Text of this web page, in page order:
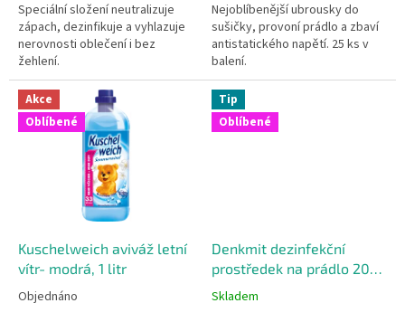
Speciální složení neutralizuje
zápach, dezinfikuje a vyhlazuje
nerovnosti oblečení i bez
žehlení.
Nejoblíbenější ubrousky do
sušičky, provoní prádlo a zbaví
antistatického napětí. 25 ks v
balení.
Akce
Oblíbené
Kuschelweich aviváž letní
vítr- modrá, 1 litr
Objednáno
Tip
Oblíbené
Denkmit dezinfekční
prostředek na prádlo 20
PD
Skladem